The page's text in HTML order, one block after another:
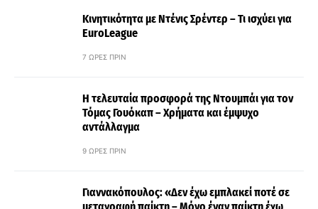
Κινητικότητα με Ντένις Σρέντερ – Τι ισχύει για
EuroLeague
7 ΏΡΕΣ ΠΡΙΝ
Η τελευταία προσφορά της Ντουμπάι για τον
Τόμας Γουόκαπ – Χρήματα και έμψυχο
αντάλλαγμα
9 ΏΡΕΣ ΠΡΙΝ
Γιαννακόπουλος: «Δεν έχω εμπλακεί ποτέ σε
μεταγραφή παίκτη – Μόνο έναν παίκτη έχω